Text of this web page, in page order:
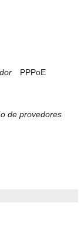
PPPoE
de provedores